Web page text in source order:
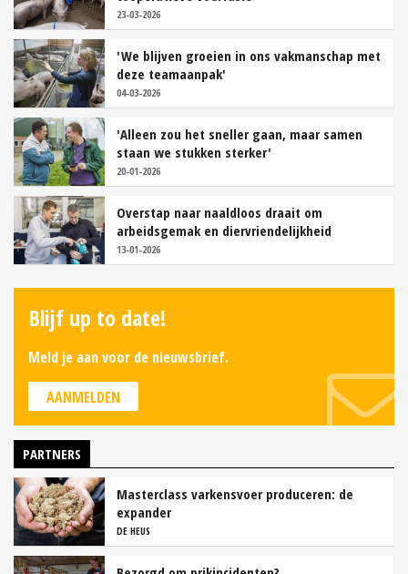
23-03-2026
'We blijven groeien in ons vakmanschap met
deze teamaanpak'
04-03-2026
'Alleen zou het sneller gaan, maar samen
staan we stukken sterker'
20-01-2026
Overstap naar naaldloos draait om
arbeidsgemak en diervriendelijkheid
13-01-2026
Blijf up to date!
Meld je aan voor de nieuwsbrief.
AANMELDEN
PARTNERS
Masterclass varkensvoer produceren: de
expander
DE HEUS